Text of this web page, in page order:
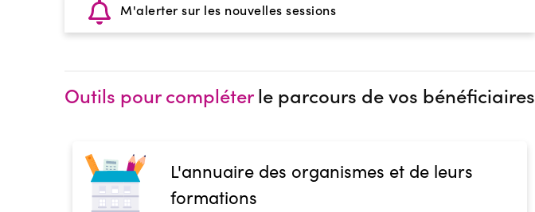
M'alerter sur les nouvelles sessions
Outils pour compléterle parcours de vos bénéficiaires
L'annuaire des organismes et de leurs
formations